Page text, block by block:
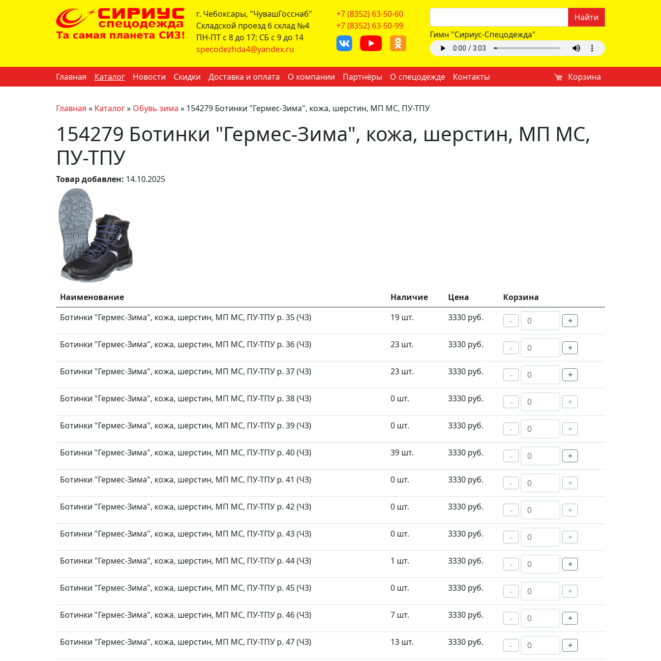
г. Чебоксары, "ЧувашГосснаб"
Складской проезд 6 склад №4
ПН-ПТ с 8 до 17; СБ с 9 до 14
specodezhda4@yandex.ru
+7 (8352) 63-50-60
+7 (8352) 63-50-99
Найти
Гимн "Сириус-Спецодежда"
Главная Каталог Новости Скидки Доставка и оплата О компании Партнёры О спецодежде Контакты Корзина
Главная » Каталог» Обувь зима » 154279 Ботинки "Гермес-Зима", кожа, шерстин, МП МС, ПУ-ТПУ
154279 Ботинки "Гермес-Зима", кожа, шерстин, МП МС,
ПУ-ТПУ
Товар добавлен: 14.10.2025
Наименование Наличие Цена
Корзина
Ботинки "Гермес-Зима", кожа, шерстин, МП МС, ПУ-ТПУ р. 35 (ЧЗ)
19 шт. 3330 руб. - +
Ботинки "Гермес-Зима", кожа, шерстин, МП МС, ПУ-ТПУ р. 36 (ЧЗ) 23 шт. 3330 руб. - +
Ботинки "Гермес-Зима", кожа, шерстин, МП МС, ПУ-ТПУ р. 37 (ЧЗ) 23 шт. 3330 руб. - +
Ботинки "Гермес-Зима", кожа, шерстин, МП МС, ПУ-ТПУ р. 38 (ЧЗ) 0 шт. 3330 руб. - +
Ботинки "Гермес-Зима", кожа, шерстин, МП МС, ПУ-ТПУ р. 39 (ЧЗ) 0 шт. 3330 руб. - +
Ботинки "Гермес-Зима", кожа, шерстин, МП МС, ПУ-ТПУ р. 40 (ЧЗ) 39 шт. 3330 руб. - +
Ботинки "Гермес-Зима", кожа, шерстин, МП МС, ПУ-ТПУ р. 41 (ЧЗ) 0 шт. 3330 руб. - +
Ботинки "Гермес-Зима", кожа, шерстин, МП МС, ПУ-ТПУ р. 42 (ЧЗ) 0 шт. 3330 руб. - +
Ботинки "Гермес-Зима", кожа, шерстин, МП МС, ПУ-ТПУ р. 43 (ЧЗ) 0 шт. 3330 руб. - +
Ботинки "Гермес-Зима", кожа, шерстин, МП МС, ПУ-ТПУ р. 44 (ЧЗ) 1 шт. 3330 руб. - +
Ботинки "Гермес-Зима", кожа, шерстин, МП МС, ПУ-ТПУ р. 45 (ЧЗ) 0 шт. 3330 руб. - +
Ботинки "Гермес-Зима", кожа, шерстин, МП МС, ПУ-ТПУ р. 46 (ЧЗ) 7 шт. 3330 руб. - +
Ботинки "Гермес-Зима", кожа, шерстин, МП МС, ПУ-ТПУ р. 47 (ЧЗ) 13 шт. 3330 руб. - +